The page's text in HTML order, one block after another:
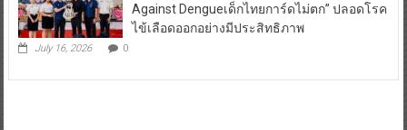
Against Dengueเด็กไทยการ์ดไม่ตก” ปลอดโรค
ไข้เลือดออกอย่างมีประสิทธิภาพ
July 16, 2026 0